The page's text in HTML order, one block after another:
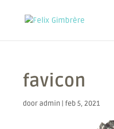
favicon
dooradmin| feb 5, 2021